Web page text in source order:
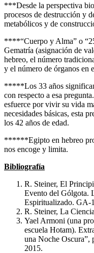
***Desde la perspectiva
procesos de destrucción y
metabólicos y de
****“Cuerpo y Alma” o
Gematría (asignación de
hebreo, el número
y el número de órganos en
*****Los 33 años
con respecto a esa
esfuerce por vivir su vida
necesidades básicas, esta
los 42 años de edad.
******Egipto en hebreo
nos encoge y limita.
Bibliografía
R. Steiner, El
Evento del Gólgota.
Espiritualizado. GA-
R. Steiner, La
Yael Armoni (una
escuela Hotam).
una Noche Oscura”,
2015.